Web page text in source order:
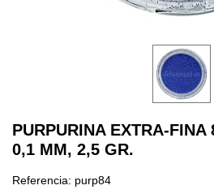
PURPURINA EXTRA-FINA
0,1 MM, 2,5 GR.
Referencia: purp84